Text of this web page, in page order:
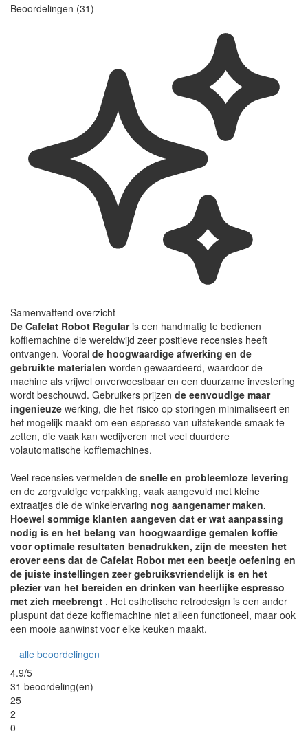
Beoordelingen (31)
Samenvattend overzicht
De Cafelat Robot Regularis een handmatig te bedienen
koffiemachine die wereldwijd zeer positieve recensies heeft
ontvangen. Vooral de hoogwaardige afwerking en de
gebruikte materialen worden gewaardeerd, waardoor de
machine als vrijwel onverwoestbaar en een duurzame investering
wordt beschouwd. Gebruikers prijzen de eenvoudige maar
ingenieuze werking, die het risico op storingen minimaliseert en
het mogelijk maakt om een espresso van uitstekende smaak te
zetten, die vaak kan wedijveren met veel duurdere
volautomatische koffiemachines.
Veel recensies vermelden de snelle en probleemloze levering
en de zorgvuldige verpakking, vaak aangevuld met kleine
extraatjes die de winkelervaring nog aangenamer maken.
Hoewel sommige klanten aangeven dat er wat aanpassing
nodig is en het belang van hoogwaardige gemalen koffie
voor optimale resultaten benadrukken, zijn de meesten het
erover eens dat de Cafelat Robot met een beetje oefening en
de juiste instellingen zeer gebruiksvriendelijk is en het
plezier van het bereiden en drinken van heerlijke espresso
met zich meebrengt . Het esthetische retrodesign is een ander
pluspunt dat deze koffiemachine niet alleen functioneel, maar ook
een mooie aanwinst voor elke keuken maakt.
alle beoordelingen
4.9/5
31 beoordeling(en)
25
2
0